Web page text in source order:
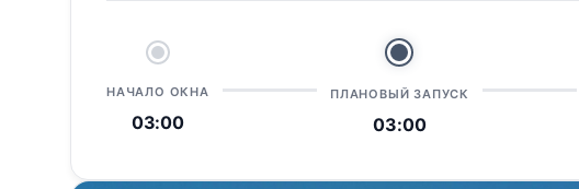
НАЧАЛО ОКНА
03:00
ПЛАНОВЫЙ ЗАПУСК
03:00